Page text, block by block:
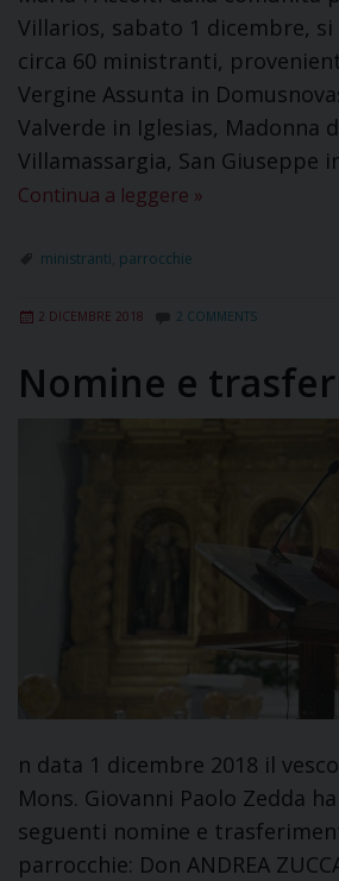
Villarios, sabato 1 dicembre,
circa 60 ministranti,
Vergine Assunta in
Valverde in Iglesias, Madonna
Villamassargia, San Giuseppe
Continua a leggere »
ministranti parrocchie
2 DICEMBRE 2018 2 COMMENTS
Nomine e
n data 1 dicembre 2018 il
Mons. Giovanni Paolo Zedda
seguenti nomine e
parrocchie: Don ANDREA